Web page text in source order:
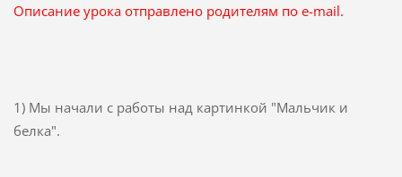
Описание урока отправлено родителям по e-mail.
1) Мы начали с работы над картинкой "Мальчик и
белка".